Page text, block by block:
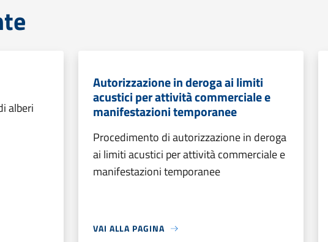
alberi
Autorizzazione in deroga ai limiti
acustici per attività commerciale e
manifestazioni temporanee
Procedimento di autorizzazione in deroga
ai limiti acustici per attività commerciale e
manifestazioni temporanee
VAI ALLA PAGINA